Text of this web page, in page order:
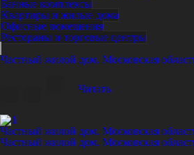
Банные комплексы
Квартиры и жилые дома
Офисные помещения
Рестораны и торговые центры
Частный жилой дом. Московская
Читать
Частный жилой дом. Московская
Частный жилой дом. Московская